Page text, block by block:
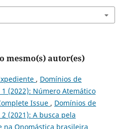
mesmo(s) autor(es)
, Domínios de
(2022): Número Atemático
Issue , Domínios de
(2021): A busca pela
Onomástica brasileira